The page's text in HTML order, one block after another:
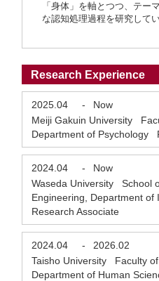
「身体」を軸とつつ、テー
な認知処理過程を研究してい
Research Experience
2025.04 -
Now
Meiji Gakuin University
Department of Psychology
2024.04 -
Now
Waseda University School
Engineering, Department of
Research Associate
2024.04 -
2026.02
Taisho University Faculty of
Department of Human